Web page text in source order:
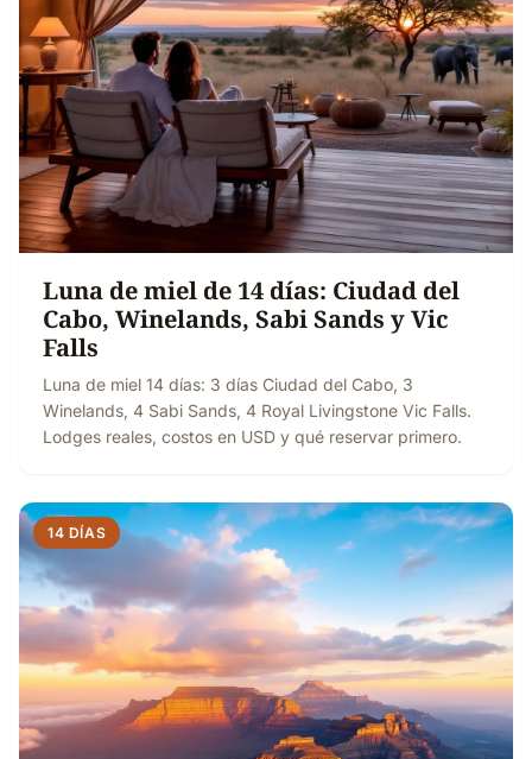
Luna de miel de 14 días: Ciudad del
Cabo, Winelands, Sabi Sands y Vic
Falls
Luna de miel 14 días: 3 días Ciudad del Cabo, 3
Winelands, 4 Sabi Sands, 4 Royal Livingstone Vic Falls.
Lodges reales, costos en USD y qué reservar primero.
14 DÍAS